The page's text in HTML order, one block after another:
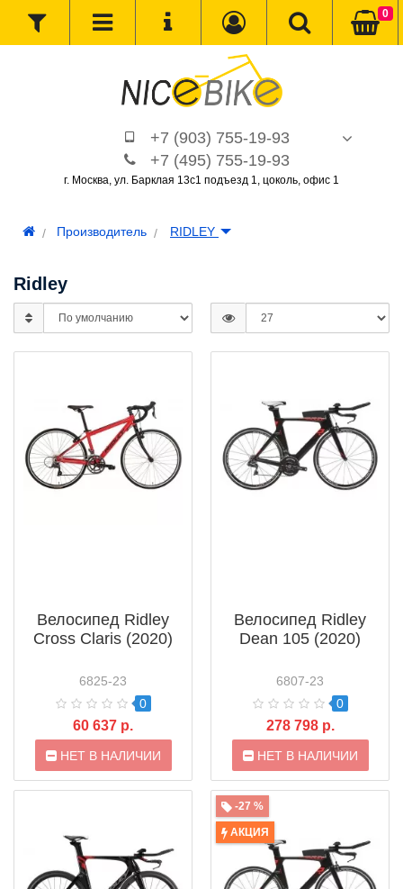
+7 (903) 755-19-93
+7 (495) 755-19-93
г. Москва, ул. Барклая 13с1 подъезд 1, цоколь, офис 1
0
Производитель RIDLEY
Ridley
Велосипед Ridley
Cross Claris (2020)
6825-23
0
60 637 р.
НЕТ В НАЛИЧИИ
Велосипед Ridley
Dean 105 (2020)
6807-23
0
278 798 р.
НЕТ В НАЛИЧИИ
-27 %
АКЦИЯ